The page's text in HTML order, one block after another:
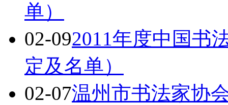
单）
02-092011年度中国书
定及名单）
02-07温州市书法家协